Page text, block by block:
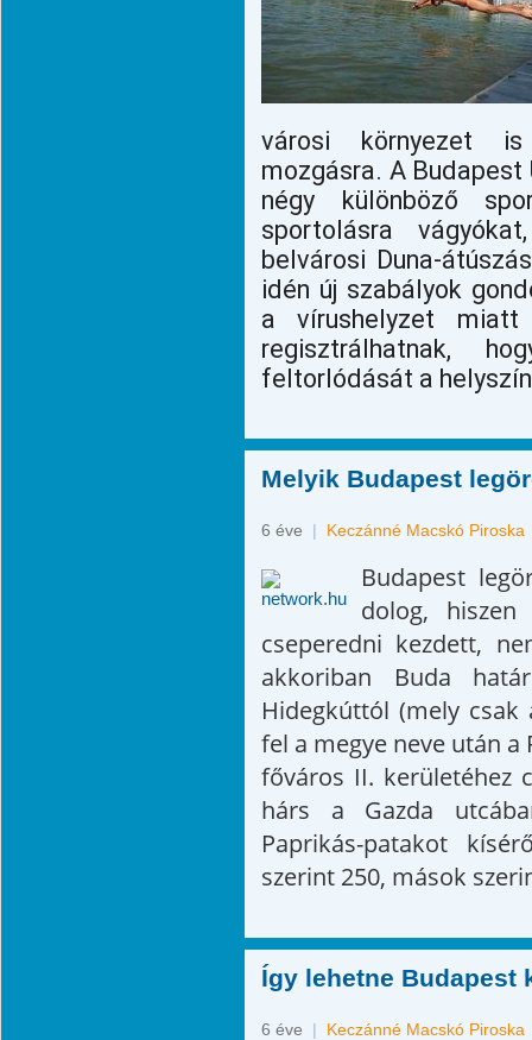
városi környezet
mozgásra. A Budapest
négy különböző
sportolásra
belvárosi Duna-
idén új szabályok
a vírushelyzet
regisztrálhatnak,
feltorlódását a
Melyik Budapest
6 éve | Keczánné Macskó Piroska
Budapest
dolog,
cseperedni kezdett,
akkoriban Buda
Hidegkúttól (mely csak
fel a megye neve után a
főváros II. kerületéhez
hárs a Gazda
Paprikás-patakot
szerint 250, mások
Így lehetne Budapest
6 éve | Keczánné Macskó Piroska